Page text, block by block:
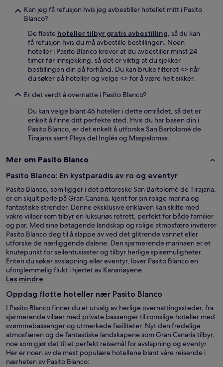
Kan jeg få refusjon hvis jeg avbestiller hotellet mitt i Pasito
Blanco?
De fleste hoteller tilbyr gratis avbestilling, så du kan
få refusjon hvis du må avbestille bestillingen. Noen
hoteller i Pasito Blanco krever at du avbestiller minst 24
timer før innsjekking, så det er viktig at du sjekker
bestillingen din på forhånd. Du kan bruke filteret <> når
du søker på hoteller og velge <> for å være helt sikker.
Er det verdt å overnatte i Pasito Blanco?
Du kan velge blant 46 hoteller i dette området, så det er
enkelt å finne ditt perfekte sted. Hvis du har basen din i
Pasito Blanco, er det enkelt å utforske San Bartolomé de
Tirajana samt Playa del Inglés og Maspalomas.
Mer om Pasito Blanco
Pasito Blanco: En kystparadis av ro og eventyr
Pasito Blanco, som ligger i det pittoreske San Bartolomé de Tirajana,
er en skjult perle på Gran Canaria, kjent for sin rolige marina og
fantastiske strender. Denne eksklusive enklaven kan skilte med
vakre villaer som tilbyr en luksuriøs retrett, perfekt for både familier
og par. Med sine betagende landskap og rolige atmosfære inviterer
Pasito Blanco deg til å slappe av ved det glitrende vannet eller
utforske de nærliggende dalene. Den sjarmerende marinaen er et
knutepunkt for seilentusiaster og tilbyr herlige spisemuligheter.
Enten du søker avslapning eller eventyr, lover Pasito Blanco en
uforglemmelig flukt i hjertet av Kanariøyene.
Les mindre
Oppdag flotte hoteller nær Pasito Blanco
I Pasito Blanco finner du et utvalg av herlige overnattingssteder, fra
sjarmerende villaer med private bassenger til romslige hoteller med
svømmebassenger og utmerkede fasiliteter. Nyt den fredelige
atmosfæren og de fantastiske landskapene som Gran Canaria tilbyr,
noe som gjør det til et perfekt reisemål for avslapning og eventyr.
Her er noen av de mest populære hotellene blant våre reisende i
nærheten av Pasito Blanco: